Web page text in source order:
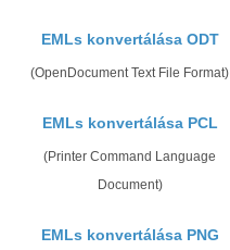
EMLs konvertálása ODT
(OpenDocument Text File Format)
EMLs konvertálása PCL
(Printer Command Language
Document)
EMLs konvertálása PNG